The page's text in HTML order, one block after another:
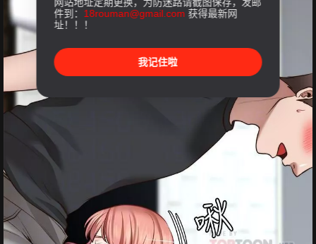
件到： 18rouman@gmail.com 获得最新网
址！！！
我记住啦